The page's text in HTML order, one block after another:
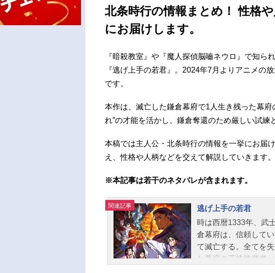
北条時行の情報まとめ！ 性格
にお届けします。
『暗殺教室』や『魔人探偵脳嚙ネウロ』で知ら
『逃げ上手の若君』。2024年7月よりアニメの
です。
本作は、滅亡した鎌倉幕府で1人生き残った幕府
れ”の才能を活かし、鎌倉奪還のため厳しい試練
本稿では主人公・北条時行の情報を一挙にお届
え、性格や人柄などを交えて解説していきます。
※本記事は若干のネタバレが含まれます。
関連記事
逃げ上手の若君
時は西暦1333年、武
倉幕府は、信頼して
て滅亡する。全てを
た幕府の正統後継者